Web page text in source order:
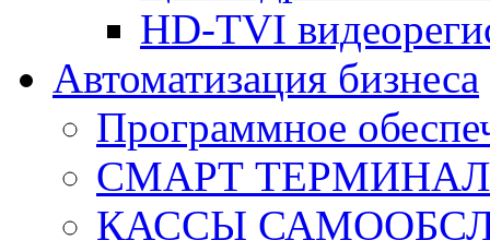
HD-TVI
Автоматизация бизнеса
Программное
СМАРТ
КАССЫ